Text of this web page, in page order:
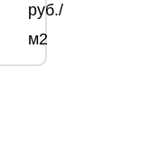
руб./
м2